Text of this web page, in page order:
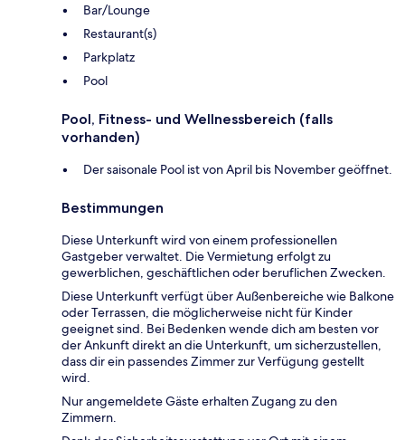
Bar/Lounge
Restaurant(s)
Parkplatz
Pool
Pool, Fitness- und Wellnessbereich (falls
vorhanden)
Der saisonale Pool ist von April bis November geöffnet.
Bestimmungen
Diese Unterkunft wird von einem professionellen
Gastgeber verwaltet. Die Vermietung erfolgt zu
gewerblichen, geschäftlichen oder beruflichen Zwecken.
Diese Unterkunft verfügt über Außenbereiche wie Balkone
oder Terrassen, die möglicherweise nicht für Kinder
geeignet sind. Bei Bedenken wende dich am besten vor
der Ankunft direkt an die Unterkunft, um sicherzustellen,
dass dir ein passendes Zimmer zur Verfügung gestellt
wird.
Nur angemeldete Gäste erhalten Zugang zu den
Zimmern.